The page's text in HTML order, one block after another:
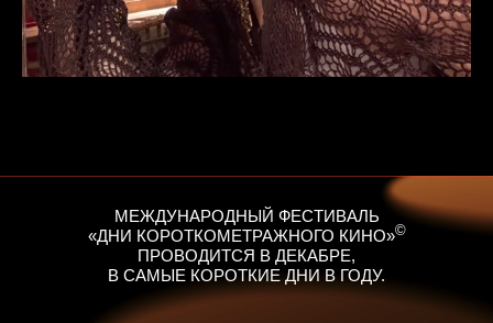
МЕЖДУНАРОДНЫЙ ФЕСТИВАЛЬ
«ДНИ КОРОТКОМЕТРАЖНОГО КИНО»©
ПРОВОДИТСЯ В ДЕКАБРЕ,
В САМЫЕ КОРОТКИЕ ДНИ В ГОДУ.